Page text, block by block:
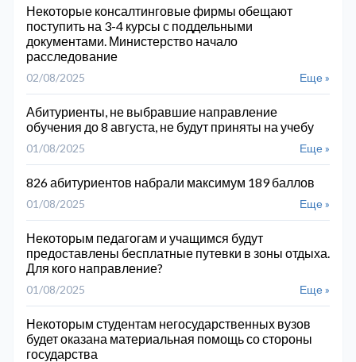
Некоторые консалтинговые фирмы обещают
поступить на 3-4 курсы с поддельными
документами. Министерство начало
расследование
02/08/2025 Еще »
Абитуриенты, не выбравшие направление
обучения до 8 августа, не будут приняты на учебу
01/08/2025 Еще »
826 абитуриентов набрали максимум 189 баллов
01/08/2025 Еще »
Некоторым педагогам и учащимся будут
предоставлены бесплатные путевки в зоны отдыха.
Для кого направление?
01/08/2025 Еще »
Некоторым студентам негосударственных вузов
будет оказана материальная помощь со стороны
государства